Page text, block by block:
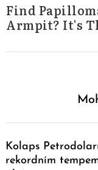
Find
Armpit? It's
Kolaps
rekordním